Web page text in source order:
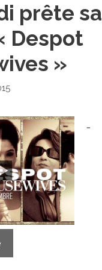
prête sa
Despot
»
…